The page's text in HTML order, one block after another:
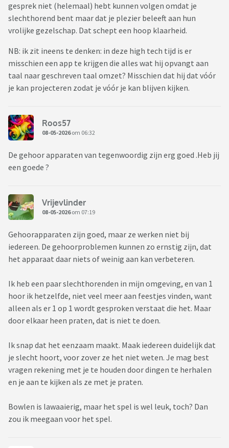
gesprek niet (helemaal) hebt kunnen volgen omdat je
slechthorend bent maar dat je plezier beleeft aan hun
vrolijke gezelschap. Dat schept een hoop klaarheid.
NB: ik zit ineens te denken: in deze high tech tijd is er
misschien een app te krijgen die alles wat hij opvangt aan
taal naar geschreven taal omzet? Misschien dat hij dat vóór
je kan projecteren zodat je vóór je kan blijven kijken.
Roos57
08-05-2026om 06:32
De gehoor apparaten van tegenwoordig zijn erg goed .Heb jij
een goede ?
Vrijevlinder
08-05-2026om 07:19
Gehoorapparaten zijn goed, maar ze werken niet bij
iedereen. De gehoorproblemen kunnen zo ernstig zijn, dat
het apparaat daar niets of weinig aan kan verbeteren.
Ik heb een paar slechthorenden in mijn omgeving, en van 1
hoor ik hetzelfde, niet veel meer aan feestjes vinden, want
alleen als er 1 op 1 wordt gesproken verstaat die het. Maar
door elkaar heen praten, dat is niet te doen.
Ik snap dat het eenzaam maakt. Maak iedereen duidelijk dat
je slecht hoort, voor zover ze het niet weten. Je mag best
vragen rekening met je te houden door dingen te herhalen
en je aan te kijken als ze met je praten.
Bowlen is lawaaierig, maar het spel is wel leuk, toch? Dan
zou ik meegaan voor het spel.